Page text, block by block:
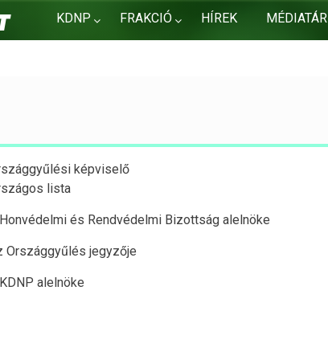
KDNP FRAKCIÓ HÍREK MÉDIATÁR
képviselő
lista
és Rendvédelmi Bizottság alelnöke
Országgyűlés jegyzője
alelnöke